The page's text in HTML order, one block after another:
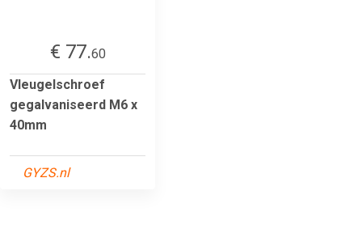
€ 77.60
Vleugelschroef
gegalvaniseerd M6 x
40mm
GYZS.nl